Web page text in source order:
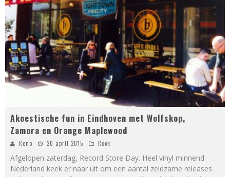
Akoestische fun in Eindhoven met Wolfskop,
Zamora en Orange Maplewood
Reno 20 april 2015 Rock
Afgelopen zaterdag, Record Store Day. Heel vinyl minnend
Nederland keek er naar uit om een aantal zeldzame releases